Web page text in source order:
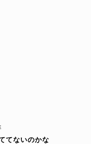
てないのかな